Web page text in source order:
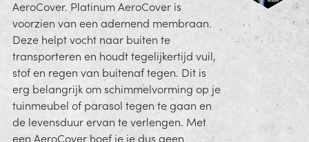
AeroCover. Platinum AeroCover is
voorzien van een ademend membraan.
Deze helpt vocht naar buiten te
transporteren en houdt tegelijkertijd vuil,
stof en regen van buitenaf tegen. Dit is
erg belangrijk om schimmelvorming op je
tuinmeubel of parasol tegen te gaan en
de levensduur ervan te verlengen. Met
een AeroCover hoef je je dus geen